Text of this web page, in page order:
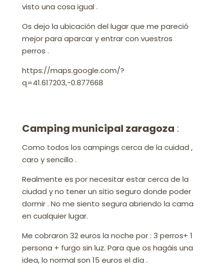
visto una cosa igual .
Os dejo la ubicación del lugar que me pareció
mejor para aparcar y entrar con vuestros
perros .
https://maps.google.com/?
q=41.617203,-0.877668
Camping municipal zaragoza :
Como todos los campings cerca de la cuidad ,
caro y sencillo .
Realmente es por necesitar estar cerca de la
ciudad y no tener un sitio seguro donde poder
dormir . No me siento segura abriendo la cama
en cualquier lugar.
Me cobraron 32 euros la noche por : 3 perros+ 1
persona + furgo sin luz. Para que os hagáis una
idea, lo normal son 15 euros el día .